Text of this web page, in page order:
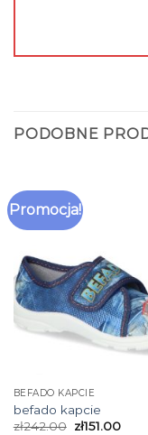
PODOBNE
Promocja!
BEFADO KAPCIE
befado kapcie
zł242.00 zł151.00